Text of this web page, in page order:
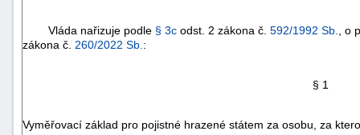
Vláda nařizuje podle § 3c odst. 2 zákona č. 592/1992 Sb.
, o
zákona č. 260/2022 Sb. :
§ 1
Vyměřovací základ pro pojistné hrazené státem za osobu, za
náhrady